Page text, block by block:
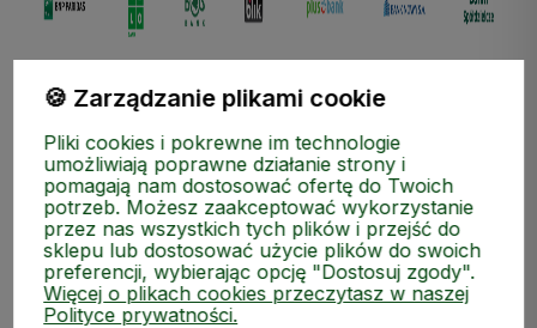
ZAKUPY
MEDIA SPOŁECZNOŚCIOWE
🍪 Zarządzanie plikami cookie
Pliki cookies i pokrewne im technologie
umożliwiają poprawne działanie strony i
pomagają nam dostosować ofertę do Twoich
potrzeb. Możesz zaakceptować wykorzystanie
przez nas wszystkich tych plików i przejść do
sklepu lub dostosować użycie plików do swoich
preferencji, wybierając opcję "Dostosuj zgody".
Więcej o plikach cookies przeczytasz w naszej
Polityce prywatności.